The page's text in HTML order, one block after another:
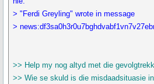
> "Ferdi Greyling" wrote in message
>
>> Help my nog altyd met die
>> Wie se skuld is die misdaadsituasie